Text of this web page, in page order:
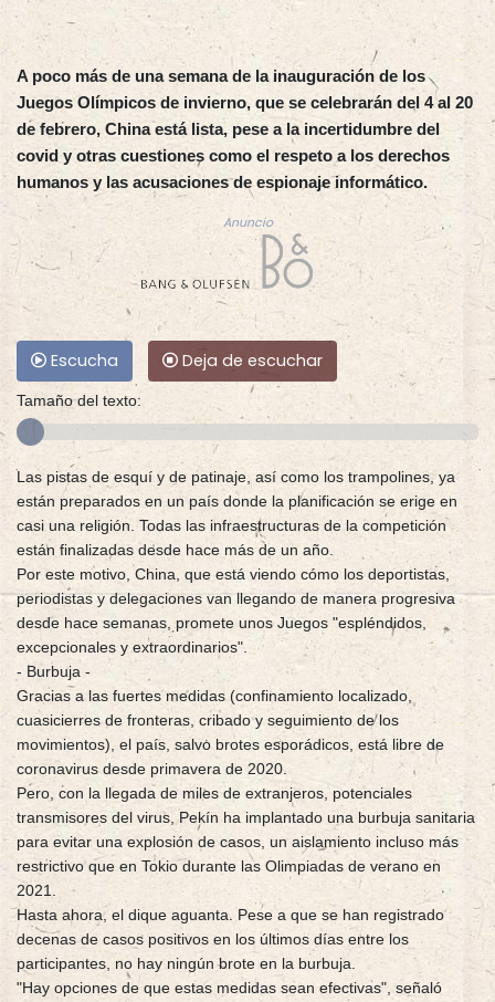
A poco más de una semana de la inauguración de los
Juegos Olímpicos de invierno, que se celebrarán del 4 al 20
de febrero, China está lista, pese a la incertidumbre del
covid y otras cuestiones como el respeto a los derechos
humanos y las acusaciones de espionaje informático.
Anuncio
Escucha Deja de escuchar
Tamaño del texto:
Las pistas de esquí y de patinaje, así como los trampolines, ya
están preparados en un país donde la planificación se erige en
casi una religión. Todas las infraestructuras de la competición
están finalizadas desde hace más de un año.
Por este motivo, China, que está viendo cómo los deportistas,
periodistas y delegaciones van llegando de manera progresiva
desde hace semanas, promete unos Juegos "espléndidos,
excepcionales y extraordinarios".
- Burbuja -
Gracias a las fuertes medidas (confinamiento localizado,
cuasicierres de fronteras, cribado y seguimiento de los
movimientos), el país, salvo brotes esporádicos, está libre de
coronavirus desde primavera de 2020.
Pero, con la llegada de miles de extranjeros, potenciales
transmisores del virus, Pekín ha implantado una burbuja sanitaria
para evitar una explosión de casos, un aislamiento incluso más
restrictivo que en Tokio durante las Olimpiadas de verano en
2021.
Hasta ahora, el dique aguanta. Pese a que se han registrado
decenas de casos positivos en los últimos días entre los
participantes, no hay ningún brote en la burbuja.
"Hay opciones de que estas medidas sean efectivas", señaló